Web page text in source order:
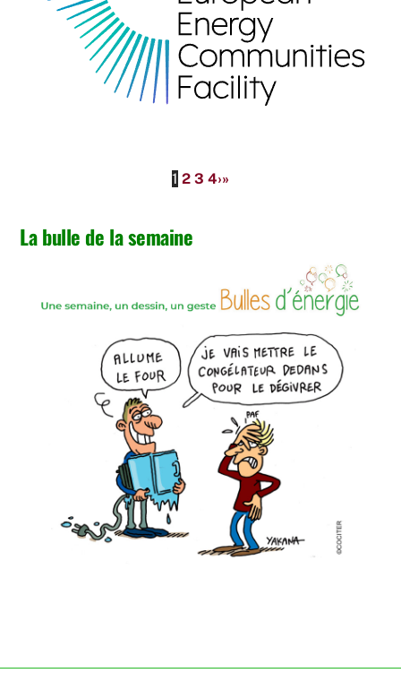
1 2 3 4›»
La bulle de la semaine